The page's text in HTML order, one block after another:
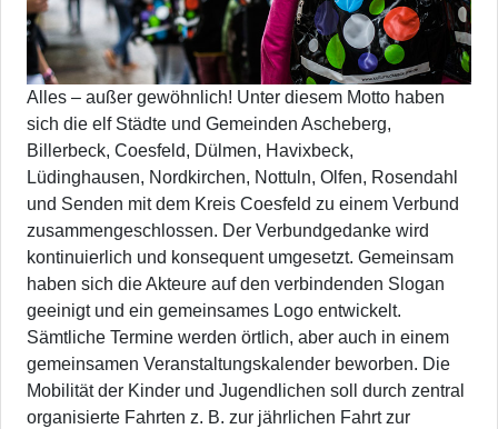
Alles – außer gewöhnlich! Unter diesem Motto haben
sich die elf Städte und Gemeinden Ascheberg,
Billerbeck, Coesfeld, Dülmen, Havixbeck,
Lüdinghausen, Nordkirchen, Nottuln, Olfen, Rosendahl
und Senden mit dem Kreis Coesfeld zu einem Verbund
zusammengeschlossen. Der Verbundgedanke wird
kontinuierlich und konsequent umgesetzt. Gemeinsam
haben sich die Akteure auf den verbindenden Slogan
geeinigt und ein gemeinsames Logo entwickelt.
Sämtliche Termine werden örtlich, aber auch in einem
gemeinsamen Veranstaltungskalender beworben. Die
Mobilität der Kinder und Jugendlichen soll durch zentral
organisierte Fahrten z. B. zur jährlichen Fahrt zur